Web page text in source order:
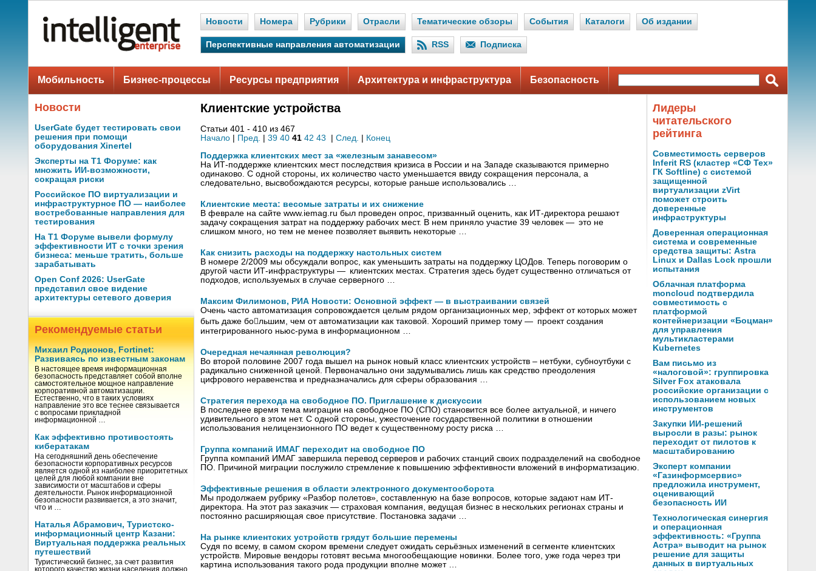
Новости Номера Рубрики Отрасли Тематические обзоры События Каталоги Об издании
Перспективные направления автоматизации RSS Подписка
Мобильность Бизнес-процессы Ресурсы предприятия Архитектура и инфраструктура Безопасность
Новости
UserGate будет тестировать свои
решения при помощи
оборудования Xinertel
Эксперты на Т1 Форуме: как
множить ИИ-возможности,
сокращая риски
Российское ПО виртуализации и
инфраструктурное ПО — наиболее
востребованные направления для
тестирования
На Т1 Форуме вывели формулу
эффективности ИТ с точки зрения
бизнеса: меньше тратить, больше
зарабатывать
Open Conf 2026: UserGate
представил свое видение
архитектуры сетевого доверия
Рекомендуемые статьи
Михаил Родионов, Fortinet:
Развиваясь по известным законам
В настоящее время информационная
безопасность представляет собой вполне
самостоятельное мощное направление
корпоративной автоматизации.
Естественно, что в таких условиях
направление это все теснее связывается
с вопросами прикладной
информационной …
Как эффективно противостоять
кибератакам
На сегодняшний день обеспечение
безопасности корпоративных ресурсов
является одной из наиболее приоритетных
целей для любой компании вне
зависимости от масштабов и сферы
деятельности. Рынок информационной
безопасности развивается, а это значит,
что и …
Наталья Абрамович, Туристско-
информационный центр Казани:
Виртуальная поддержка реальных
путешествий
Туристический бизнес, за счет развития
которого качество жизни населения должно
Клиентские устройства
Статьи 401 - 410 из 467
Начало
Пред. 39 40 41 42 43 След.
Конец
Поддержка клиентских мест за «железным занавесом»
На ИТ-поддержке клиентских мест последствия кризиса в России и на Западе сказываются примерно
одинаково. С одной стороны, их количество часто уменьшается ввиду сокращения персонала, а
следовательно, высвобождаются ресурсы, которые раньше использовались …
Клиентские места: весомые затраты и их снижение
В феврале на сайте www.iemag.ru был проведен опрос, призванный оценить, как ИТ-директора решают
задачу сокращения затрат на поддержку рабочих мест. В нем приняло участие 39 человек — это не
слишком много, но тем не менее позволяет выявить некоторые …
Как снизить расходы на поддержку настольных систем
В номере 2/2009 мы обсуждали вопрос, как уменьшить затраты на поддержку ЦОДов. Теперь поговорим о
другой части ИТ-инфраструктуры — клиентских местах. Стратегия здесь будет существенно отличаться от
подходов, используемых в случае серверного …
Максим Филимонов, РИА Новости: Основной эффект — в выстраивании связей
Очень часто автоматизация сопровождается целым рядом организационных мер, эффект от которых может
быть даже большим, чем от автоматизации как таковой. Хороший пример тому — проект создания
интегрированного ньюс-рума в информационном …
Очередная нечаянная революция?
Во второй половине 2007 года вышел на рынок новый класс клиентских устройств – нетбуки, субноутбуки с
радикально сниженной ценой. Первоначально они задумывались лишь как средство преодоления
цифрового неравенства и предназначались для сферы образования …
Стратегия перехода на свободное ПО. Приглашение к дискуссии
В последнее время тема миграции на свободное ПО (СПО) становится все более актуальной, и ничего
удивительного в этом нет. С одной стороны, ужесточение государственной политики в отношении
использования нелицензионного ПО ведет к существенному росту риска …
Группа компаний ИМАГ переходит на свободное ПО
Группа компаний ИМАГ завершила перевод серверов и рабочих станций своих подразделений на свободное
ПО. Причиной миграции послужило стремление к повышению эффективности вложений в информатизацию.
Эффективные решения в области электронного документооборота
Мы продолжаем рубрику «Разбор полетов», составленную на базе вопросов, которые задают нам ИТ-
директора. На этот раз заказчик — страховая компания, ведущая бизнес в нескольких регионах страны и
постоянно расширяющая свое присутствие. Постановка задачи …
На рынке клиентских устройств грядут большие перемены
Судя по всему, в самом скором времени следует ожидать серьёзных изменений в сегменте клиентских
устройств. Мировые вендоры готовят весьма многообещающие новинки. Более того, уже года через три
картина использования такого рода продукции вполне может …
Лидеры
читательского
рейтинга
Совместимость серверов
Inferit RS (кластер «СФ Тех»
ГК Softline) с системой
защищенной
виртуализации zVirt
поможет строить
доверенные
инфраструктуры
Доверенная операционная
система и современные
средства защиты: Astra
Linux и Dallas Lock прошли
испытания
Облачная платформа
moncloud подтвердила
совместимость с
платформой
контейнеризации «Боцман»
для управления
мультикластерами
Kubernetes
Вам письмо из
«налоговой»: группировка
Silver Fox атаковала
российские организации с
использованием новых
инструментов
Закупки ИИ-решений
выросли в разы: рынок
переходит от пилотов к
масштабированию
Эксперт компании
«Газинформсервис»
предложила инструмент,
оценивающий
безопасность ИИ
Технологическая синергия
и операционная
эффективность: «Группа
Астра» выводит на рынок
решение для защиты
данных в виртуальных